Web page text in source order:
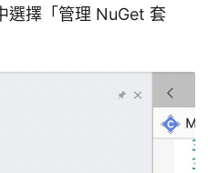
選擇「管理 NuGet 套